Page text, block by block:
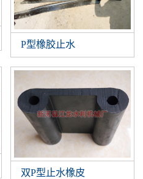
P型橡胶止水
双P型止水橡皮